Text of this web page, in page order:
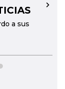
a sus
→